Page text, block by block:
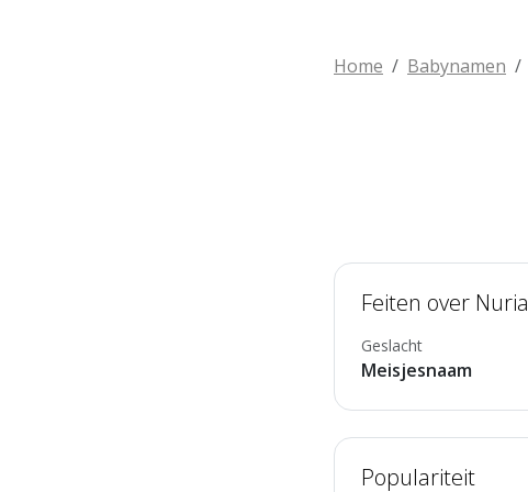
Home Babynamen
Feiten over Nuria
Geslacht
Meisjesnaam
Populariteit